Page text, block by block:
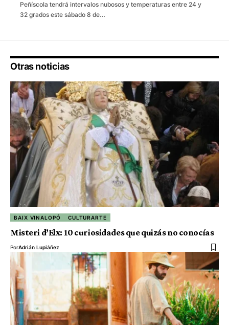
Peñíscola tendrá intervalos nubosos y temperaturas entre 24 y
32 grados este sábado 8 de…
Otras noticias
BAIX VINALOPÓ CULTURARTE
Misteri d’Elx: 10 curiosidades que quizás no conocías
PorAdrián Lupiáñez